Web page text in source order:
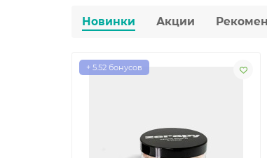
Новинки Акции
+ 5.52 бонусов